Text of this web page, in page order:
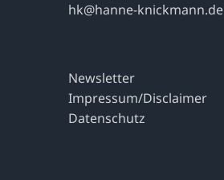
hk@hanne-knickmann.de
Newsletter
Impressum/Disclaimer
Datenschutz